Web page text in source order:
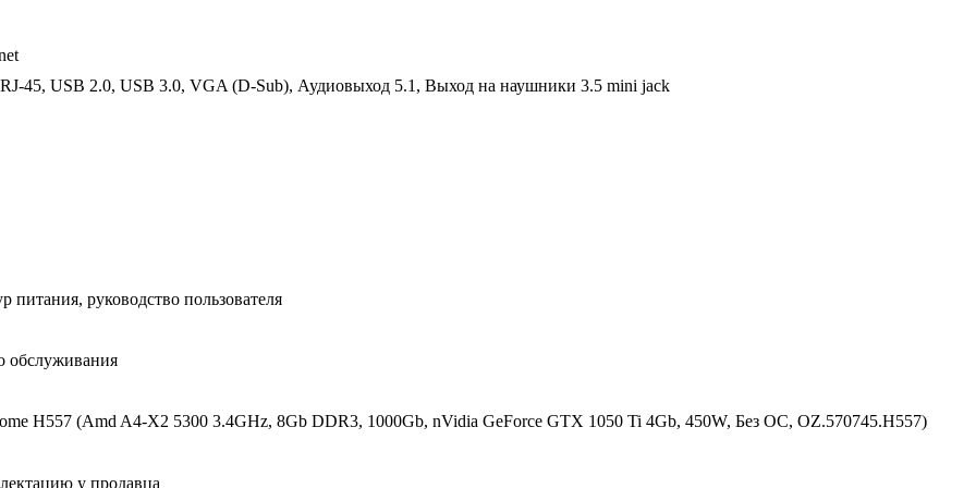
45, USB 2.0, USB 3.0, VGA (D-Sub), Аудиовыход 5.1, Выход на наушники 3.5 mini jack
питания, руководство пользователя
обслуживания
H557 (Amd A4-X2 5300 3.4GHz, 8Gb DDR3, 1000Gb, nVidia GeForce GTX 1050 Ti 4Gb, 450W, Без ОС, OZ.570745.H557)
у продавца